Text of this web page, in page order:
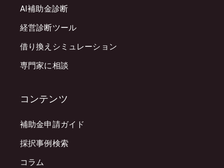
AI補助金診断
経営診断ツール
借り換えシミュレーション
専門家に相談
コンテンツ
補助金申請ガイド
採択事例検索
コラム